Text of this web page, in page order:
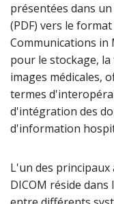
présentées dans
(PDF) vers le
Communications in
pour le stockage,
images médicales,
termes
d'intégration des
d'information
L'un des principaux
DICOM réside